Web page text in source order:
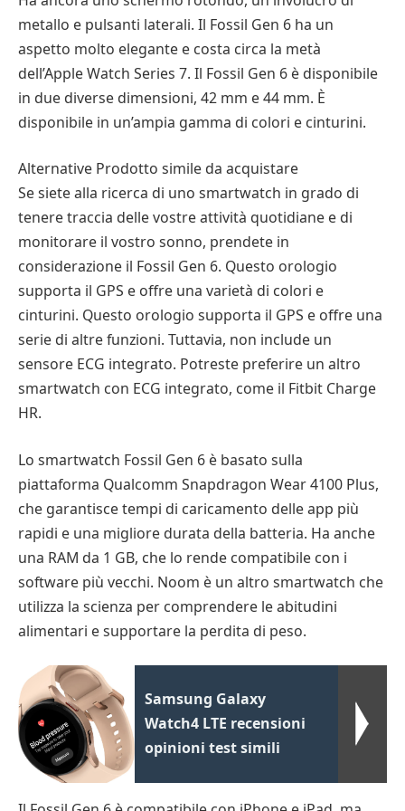
metallo e pulsanti laterali. Il Fossil Gen 6 ha un
aspetto molto elegante e costa circa la metà
dell’Apple Watch Series 7. Il Fossil Gen 6 è disponibile
in due diverse dimensioni, 42 mm e 44 mm. È
disponibile in un’ampia gamma di colori e cinturini.
Alternative Prodotto simile da acquistare
Se siete alla ricerca di uno smartwatch in grado di
tenere traccia delle vostre attività quotidiane e di
monitorare il vostro sonno, prendete in
considerazione il Fossil Gen 6. Questo orologio
supporta il GPS e offre una varietà di colori e
cinturini. Questo orologio supporta il GPS e offre una
serie di altre funzioni. Tuttavia, non include un
sensore ECG integrato. Potreste preferire un altro
smartwatch con ECG integrato, come il Fitbit Charge
HR.
Lo smartwatch Fossil Gen 6 è basato sulla
piattaforma Qualcomm Snapdragon Wear 4100 Plus,
che garantisce tempi di caricamento delle app più
rapidi e una migliore durata della batteria. Ha anche
una RAM da 1 GB, che lo rende compatibile con i
software più vecchi. Noom è un altro smartwatch che
utilizza la scienza per comprendere le abitudini
alimentari e supportare la perdita di peso.
Samsung Galaxy
Watch4 LTE recensioni
opinioni test simili